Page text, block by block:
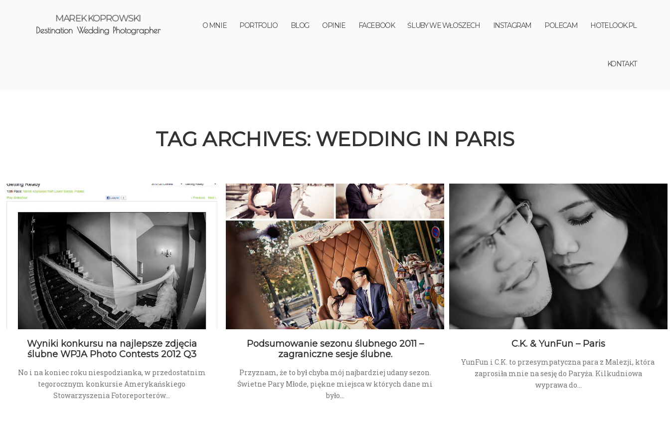
MAREK KOPROWSKI
Destination Wedding Photographer O MNIE PORTFOLIO BLOG OPINIE FACEBOOK ŚLUBY WE WŁOSZECH INSTAGRAM POLECAM HOTELOOK.PL
KONTAKT
TAG ARCHIVES: WEDDING IN PARIS
Wyniki konkursu na najlepsze zdjęcia
ślubne WPJA Photo Contests 2012 Q3
No i na koniec roku niespodzianka, w przedostatnim
tegorocznym konkursie Amerykańskiego
Stowarzyszenia Fotoreporterów…
Podsumowanie sezonu ślubnego 2011 –
zagraniczne sesje ślubne.
Przyznam, że to był chyba mój najbardziej udany sezon.
Świetne Pary Młode, piękne miejsca w których dane mi
było…
C.K. & YunFun – Paris
YunFun i C.K. to przesympatyczna para z Malezji, która
zaprosiła mnie na sesję do Paryża. Kilkudniowa
wyprawa do…